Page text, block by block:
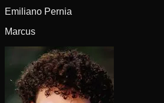
Emiliano Pernia
Marcus